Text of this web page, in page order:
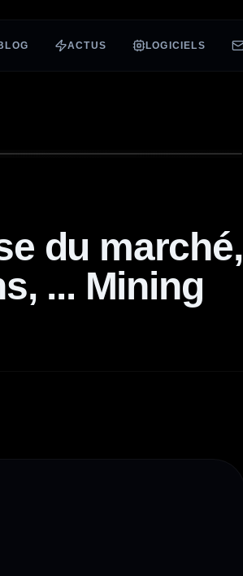
ACTUS LOGICIELS
du marché,
... Mining